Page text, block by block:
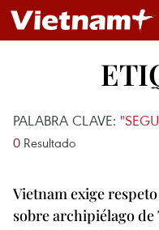
PALABRA CLAVE:
0 Resultado
Vietnam exige
sobre archipiélago de